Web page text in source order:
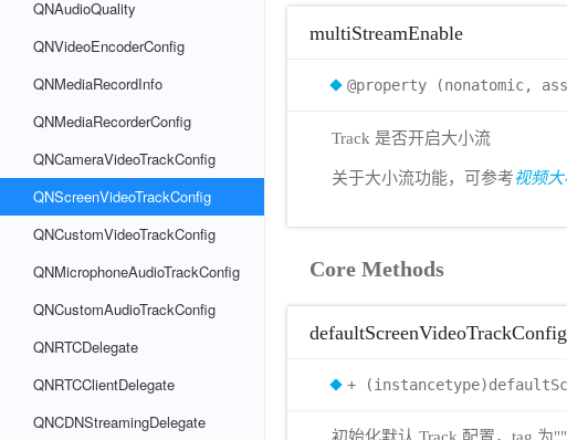
QNAudioQuality
QNVideoEncoderConfig
QNMediaRecordInfo
QNMediaRecorderConfig
QNCameraVideoTrackConfig
QNScreenVideoTrackConfig
QNCustomVideoTrackConfig
QNMicrophoneAudioTrackConfig
QNCustomAudioTrackConfig
QNRTCDelegate
QNRTCClientDelegate
QNCDNStreamingDelegate
multiStreamEnable
@property (nonatomic,
Track 是否开启大小流
关于大小流功能，可参考视频
Core Methods
defaultScreenVideoTrackConfig
+